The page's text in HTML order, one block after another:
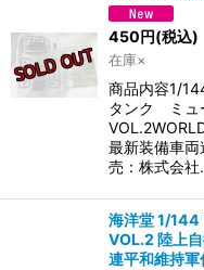
450円(税込)
在庫×
商品内容1/
タンク ミ
最新装備車両
売：株式会
海洋堂 1/144
VOL.2 陸上
連平和維持軍